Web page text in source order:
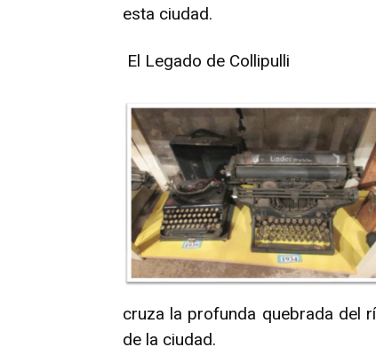
esta ciudad.
El Legado de Collipulli
cruza la profunda quebrada del
de la ciudad.